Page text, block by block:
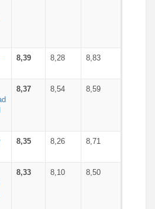
8,39 8,28 8,83
8,37 8,54 8,59
8,35 8,26 8,71
8,33 8,10 8,50